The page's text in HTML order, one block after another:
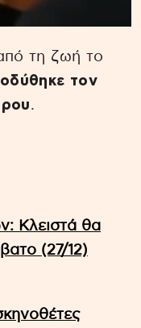
τη ζωή το
τον
.
Κλειστά θα
(27/12)